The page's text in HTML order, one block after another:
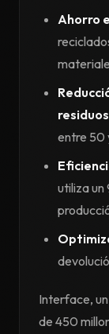
Ahorro
residuos
entre 50
utiliza un
Interface,
de 450